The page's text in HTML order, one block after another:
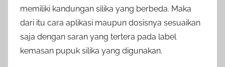
memiliki kandungan silika yang berbeda. Maka
dari itu cara aplikasi maupun dosisnya sesuaikan
saja dengan saran yang tertera pada label
kemasan pupuk silika yang digunakan.